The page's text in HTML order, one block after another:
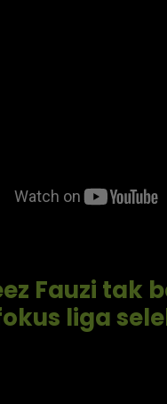
Fauzi tak
liga